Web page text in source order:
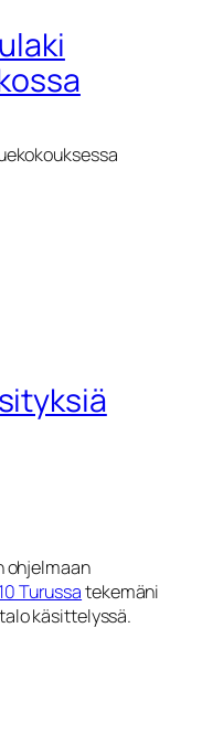
ohjelmaan
Turussatekemäni
käsittelyssä.